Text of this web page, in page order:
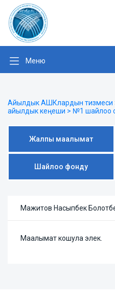
Меню
Айылдык АШКлардын тизмеси
айылдык кеңеши > №1 шайлоо
Жалпы маалымат
Шайлоо фонду
Мажитов Насыпбек
Маалымат кошула элек.